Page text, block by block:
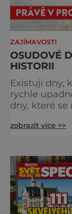
ZAJÍMAVOSTI
OSUDOVÉ
HISTORII
Existují dny,
rychle
dny, které
dojde k
krážem. Je 10. dubna roku 49 př. n. l. a na
břehu říčky
Caesar svou
zobrazit více >>